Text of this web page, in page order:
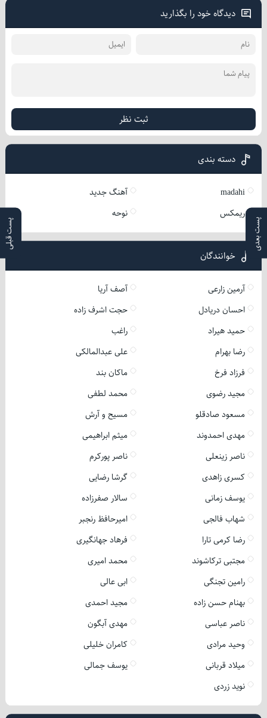
پست بعدی پست قبلی
دیدگاه خود را بگذارید
ثبت نظر
دسته بندی
madahi
آهنگ جدید
ریمکس
نوحه
خوانندگان
آرمین زارعی
آصف آریا
احسان دریادل
حجت اشرف زاده
حمید هیراد
راغب
رضا بهرام
علی عبدالمالکی
فرزاد فرخ
ماکان بند
مجید رضوی
محمد لطفی
مسعود صادقلو
مسیح و آرش
مهدی احمدوند
میثم ابراهیمی
ناصر زینعلی
ناصر پورکرم
کسری زاهدی
گرشا رضایی
یوسف زمانی
سالار صفرزاده
شهاب فالجی
امیرحافظ رنجبر
رضا کرمی تارا
فرهاد جهانگیری
مجتبی ترکاشوند
محمد امیری
رامین تجنگی
ابی عالی
بهنام حسن زاده
مجید احمدی
ناصر عباسی
مهدی آبگون
وحید مرادی
کامران خلیلی
میلاد قربانی
یوسف جمالی
نوید زردی